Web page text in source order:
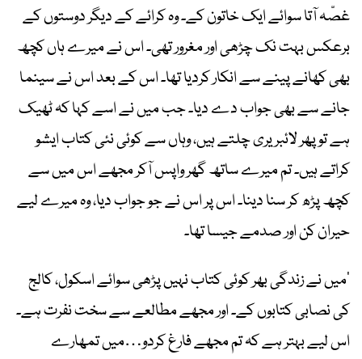
غصّہ آتا سوائے ایک خاتون کے۔ وہ کرائے کے دیگر دوستوں کے
برعکس بہت نک چڑھی اور مغرور تھی۔ اس نے میرے ہاں کچھ
بھی کھانے پینے سے انکار کردیا تھا۔ اس کے بعد اس نے سینما
جانے سے بھی جواب دے دیا۔ جب میں نے اسے کہا کہ ٹھیک
ہے تو پھر لائبریری چلتے ہیں، وہاں سے کوئی نئی کتاب ایشو
کراتے ہیں۔ تم میرے ساتھ گھر واپس آکر مجھے اس میں سے
کچھ پڑھ کر سنا دینا۔ اس پر اس نے جو جواب دیا، وہ میرے لیے
حیران کن اور صدمے جیسا تھا۔
’میں نے زندگی بھر کوئی کتاب نہیں پڑھی سوائے اسکول، کالج
کی نصابی کتابوں کے۔ اور مجھے مطالعے سے سخت نفرت ہے۔
اس لیے بہتر ہے کہ تم مجھے فارغ کردو…میں تمھارے